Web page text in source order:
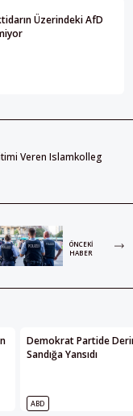
Üzerindeki AfD
Veren Islamkolleg
ÖNCEKI
HABER
Demokrat Partide
Sandığa Yansıdı
ABD